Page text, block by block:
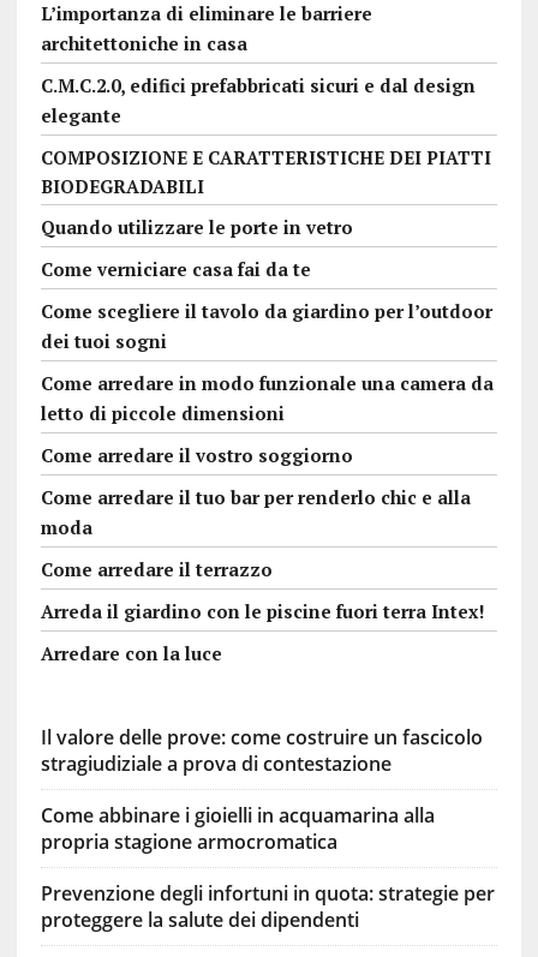
L’importanza di eliminare le barriere
architettoniche in casa
C.M.C.2.0, edifici prefabbricati sicuri e dal design
elegante
COMPOSIZIONE E CARATTERISTICHE DEI PIATTI
BIODEGRADABILI
Quando utilizzare le porte in vetro
Come verniciare casa fai da te
Come scegliere il tavolo da giardino per l’outdoor
dei tuoi sogni
Come arredare in modo funzionale una camera da
letto di piccole dimensioni
Come arredare il vostro soggiorno
Come arredare il tuo bar per renderlo chic e alla
moda
Come arredare il terrazzo
Arreda il giardino con le piscine fuori terra Intex!
Arredare con la luce
Il valore delle prove: come costruire un fascicolo
stragiudiziale a prova di contestazione
Come abbinare i gioielli in acquamarina alla
propria stagione armocromatica
Prevenzione degli infortuni in quota: strategie per
proteggere la salute dei dipendenti